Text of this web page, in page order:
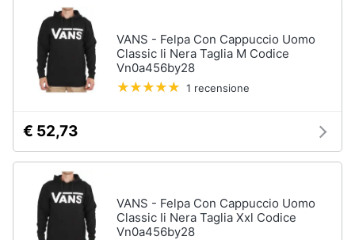
Fotografia
Casalinghi
Abbigliamento
Sport
Animali
Motori
da
Pallone
calcio
Palla
VANS - Felpa Con Cappuccio Uomo
Classic Ii Nera Taglia M Codice
Vn0a456by28
1 recensione
€ 52,73
VANS - Felpa Con Cappuccio Uomo
Classic Ii Nera Taglia Xxl Codice
Vn0a456by28